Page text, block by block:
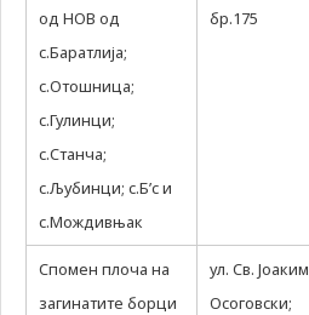
од НОВ од
с.Баратлија;
с.Отошница;
с.Гулинци;
с.Станча;
с.Љубинци; с.Б’с и
с.Мождивњак
бр.175
Спомен плоча на
загинатите борци
ул. Св. Јоаким
Осоговски;